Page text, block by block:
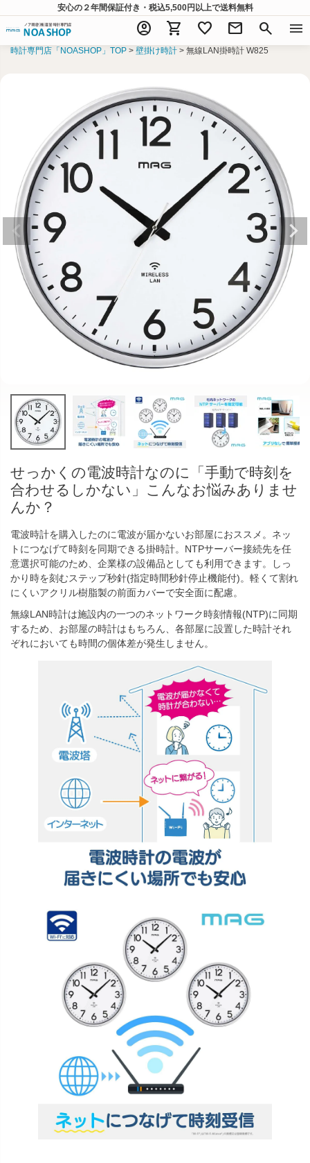
安心の２年間保証付き・税込5,500円以上で送料無料
account_circle shopping_cart favorite mail search menu
時計専門店「NOASHOP」TOP 壁掛け時計 無線LAN掛時計 W825
せっかくの電波時計なのに「手動で時刻を
合わせるしかない」こんなお悩みありませ
んか？
電波時計を購入したのに電波が届かないお部屋におススメ。ネッ
トにつなげて時刻を同期できる掛時計。NTPサーバー接続先を任
意選択可能のため、企業様の設備品としても利用できます。しっ
かり時を刻むステップ秒針(指定時間秒針停止機能付)。軽くて割れ
にくいアクリル樹脂製の前面カバーで安全面に配慮。
無線LAN時計は施設内の一つのネットワーク時刻情報(NTP)に同期
するため、お部屋の時計はもちろん、各部屋に設置した時計それ
ぞれにおいても時間の個体差が発生しません。